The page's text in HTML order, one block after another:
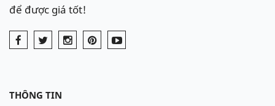
để được giá tốt!
THÔNG TIN